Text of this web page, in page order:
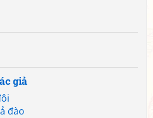
giả
đào